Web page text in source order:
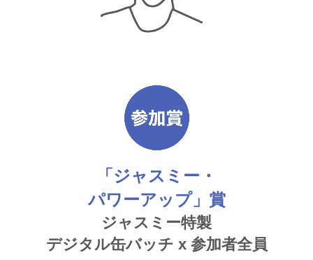
「ジャスミー・
パワーアップ」賞
ジャスミー特製
デジタル缶バッチ x 参加者全員